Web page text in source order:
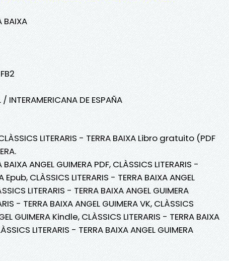
BAIXA
DE ESPAÑA
LITERARIS - TERRA BAIXA Libro gratuito (PDF
ANGEL GUIMERA PDF, CLÀSSICS LITERARIS -
Epub, CLÀSSICS LITERARIS - TERRA BAIXA ANGEL
LITERARIS - TERRA BAIXA ANGEL GUIMERA
- TERRA BAIXA ANGEL GUIMERA VK, CLÀSSICS
GUIMERA Kindle, CLÀSSICS LITERARIS - TERRA BAIXA
LITERARIS - TERRA BAIXA ANGEL GUIMERA